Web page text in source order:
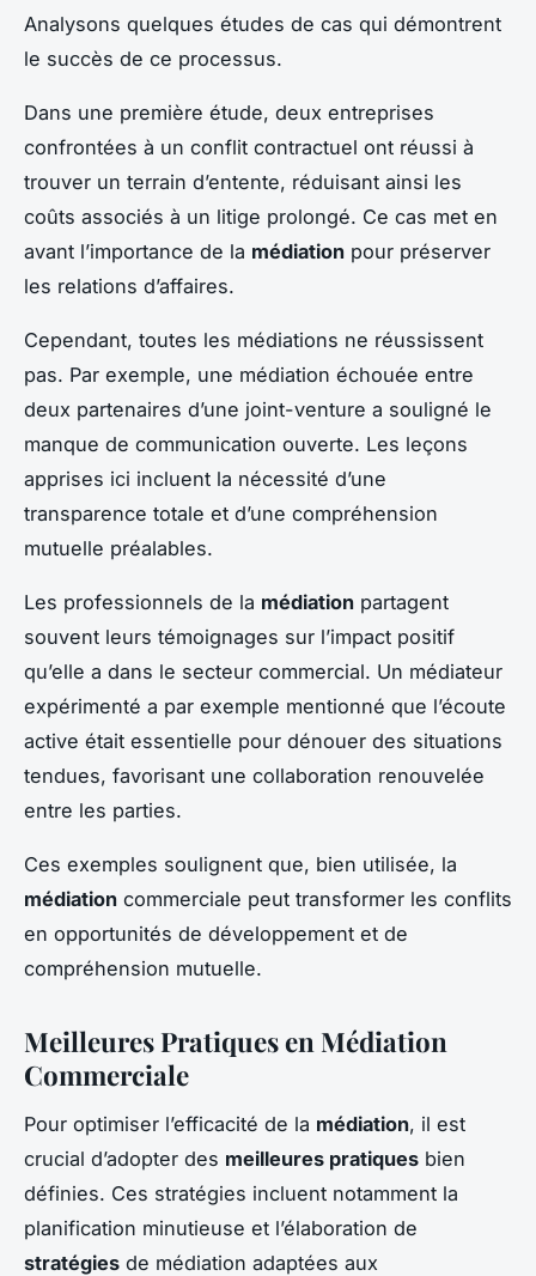
Analysons quelques études de cas qui démontrent
le succès de ce processus.
Dans une première étude, deux entreprises
confrontées à un conflit contractuel ont réussi à
trouver un terrain d’entente, réduisant ainsi les
coûts associés à un litige prolongé. Ce cas met en
avant l’importance de la médiation pour préserver
les relations d’affaires.
Cependant, toutes les médiations ne réussissent
pas. Par exemple, une médiation échouée entre
deux partenaires d’une joint-venture a souligné le
manque de communication ouverte. Les leçons
apprises ici incluent la nécessité d’une
transparence totale et d’une compréhension
mutuelle préalables.
Les professionnels de la médiation partagent
souvent leurs témoignages sur l’impact positif
qu’elle a dans le secteur commercial. Un médiateur
expérimenté a par exemple mentionné que l’écoute
active était essentielle pour dénouer des situations
tendues, favorisant une collaboration renouvelée
entre les parties.
Ces exemples soulignent que, bien utilisée, la
médiation commerciale peut transformer les conflits
en opportunités de développement et de
compréhension mutuelle.
Meilleures Pratiques en Médiation
Commerciale
Pour optimiser l’efficacité de la médiation, il est
crucial d’adopter des meilleures pratiques bien
définies. Ces stratégies incluent notamment la
planification minutieuse et l’élaboration de
stratégies de médiation adaptées aux